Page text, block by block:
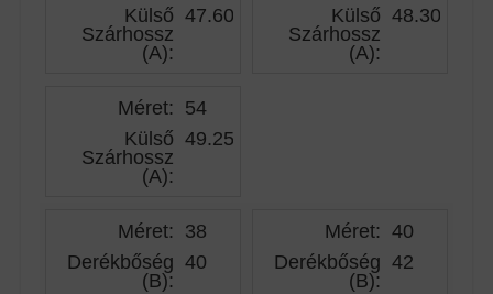
Külső
Szárhossz
(A):
47.60
Külső
Szárhossz
(A):
48.30
Méret: 54
Külső
Szárhossz
(A):
49.25
Méret: 38
Derékbőség
(B):
40
Méret: 40
Derékbőség
(B):
42